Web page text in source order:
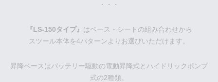
・・・
『LS-150タイプ』 はベース・シートの組み合わせから
スツール本体を4パターンよりお選びいただけます。
昇降ベースはバッテリー駆動の電動昇降式とハイドリックポンプ
式の2種類。